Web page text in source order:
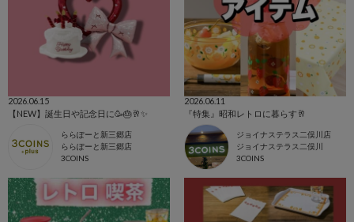
2026.06.15
【NEW】誕生日や記念日に🥳🎂🥂✨
ららぽーと新三郷店
ららぽーと新三郷店
3COINS
2026.06.11
『特集』昭和レトロに暮らす🥂
ジョイナステラス二俣川店
ジョイナステラス二俣川
3COINS